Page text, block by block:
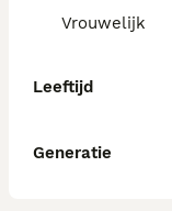
Vrouwelijk
Leeftijd
Generatie